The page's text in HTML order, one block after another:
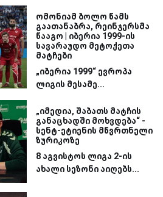
ომონიამ ბოლო წამს
გაათანაბრა, რეინჯერსმა
წააგო | იბერია 1999-ის
სავარაუდო მეტოქეთა
მატჩები
„იბერია 1999“ ევროპა
ლიგის მესამე...
„იმედია, შაბათს მატჩის
განაცხადში მოხვდება“ -
სენტ-ეტიენის მწვრთნელი
ზურიკოზე
8 აგვისტოს ლიგა 2-ის
ახალი სეზონი აიღებს...